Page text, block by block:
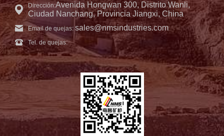
Dirección:Avenida Hongwan 300, Distrito Wanli,
Ciudad Nanchang, Provincia Jiangxi, China
Email de quejas: sales@nmsindustries.com
Tel. de quejas: